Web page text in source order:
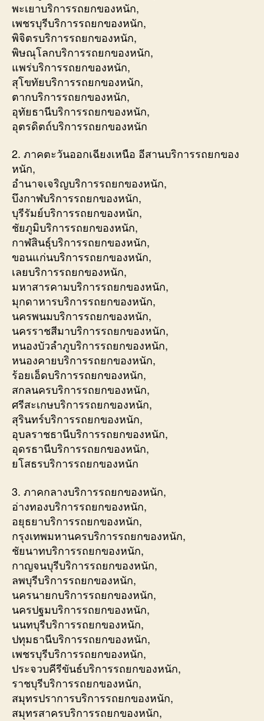
พะเยาบริการรถยกของหนัก,
เพชรบุรีบริการรถยกของหนัก,
พิจิตรบริการรถยกของหนัก,
พิษณุโลกบริการรถยกของหนัก,
แพร่บริการรถยกของหนัก,
สุโขทัยบริการรถยกของหนัก,
ตากบริการรถยกของหนัก,
อุทัยธานีบริการรถยกของหนัก,
อุตรดิตถ์บริการรถยกของหนัก
2. ภาคตะวันออกเฉียงเหนือ อีสานบริการรถยกของ
หนัก,
อำนาจเจริญบริการรถยกของหนัก,
บึงกาฬบริการรถยกของหนัก,
บุรีรัมย์บริการรถยกของหนัก,
ชัยภูมิบริการรถยกของหนัก,
กาฬสินธุ์บริการรถยกของหนัก,
ขอนแก่นบริการรถยกของหนัก,
เลยบริการรถยกของหนัก,
มหาสารคามบริการรถยกของหนัก,
มุกดาหารบริการรถยกของหนัก,
นครพนมบริการรถยกของหนัก,
นครราชสีมาบริการรถยกของหนัก,
หนองบัวลำภูบริการรถยกของหนัก,
หนองคายบริการรถยกของหนัก,
ร้อยเอ็ดบริการรถยกของหนัก,
สกลนครบริการรถยกของหนัก,
ศรีสะเกษบริการรถยกของหนัก,
สุรินทร์บริการรถยกของหนัก,
อุบลราชธานีบริการรถยกของหนัก,
อุดรธานีบริการรถยกของหนัก,
ยโสธรบริการรถยกของหนัก
3. ภาคกลางบริการรถยกของหนัก,
อ่างทองบริการรถยกของหนัก,
อยุธยาบริการรถยกของหนัก,
กรุงเทพมหานครบริการรถยกของหนัก,
ชัยนาทบริการรถยกของหนัก,
กาญจนบุรีบริการรถยกของหนัก,
ลพบุรีบริการรถยกของหนัก,
นครนายกบริการรถยกของหนัก,
นครปฐมบริการรถยกของหนัก,
นนทบุรีบริการรถยกของหนัก,
ปทุมธานีบริการรถยกของหนัก,
เพชรบุรีบริการรถยกของหนัก,
ประจวบคีรีขันธ์บริการรถยกของหนัก,
ราชบุรีบริการรถยกของหนัก,
สมุทรปราการบริการรถยกของหนัก,
สมุทรสาครบริการรถยกของหนัก,